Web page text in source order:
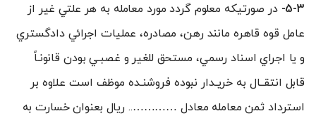
5-3- در صورتيکه معلوم گردد مورد معامله به هر علتي غير از
عامل قوه قاهره مانند رهن، مصادره، عمليات اجرائي دادگستري
و يا اجراي اسناد رسمي، مستحق للغير و غصبـي بودن قانونـاً
قابل انتقــال به خريـدار نبوده فروشنـده موظف است علاوه بر
استرداد ثمن معامله معادل ………….. ريال بعنوان خسارت به